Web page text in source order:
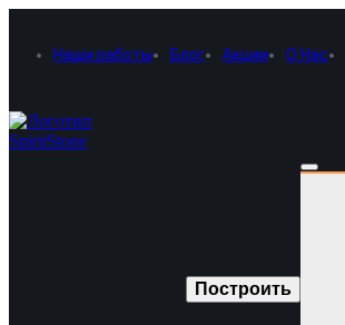
Наши работы Блог Акции О Нас
Построить